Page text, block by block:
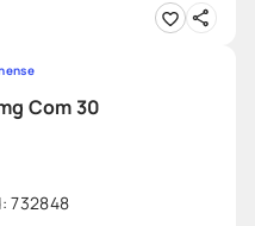
Com 30
:732848